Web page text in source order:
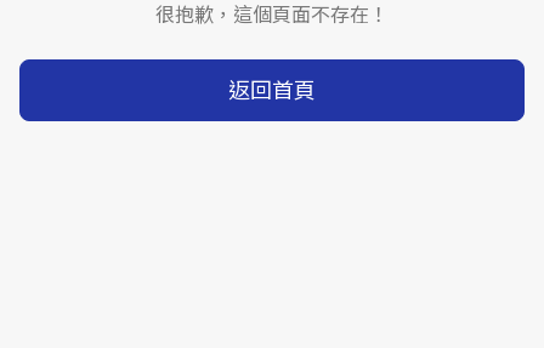
很抱歉，這個頁面不存在！
返回首頁